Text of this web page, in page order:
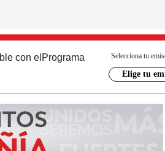
con el Programa Selecciona tu
Elige tu